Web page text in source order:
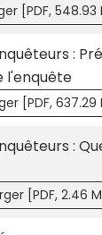
[PDF, 548.93
:
l'enquête
[PDF, 637.29
:
[PDF, 2.46